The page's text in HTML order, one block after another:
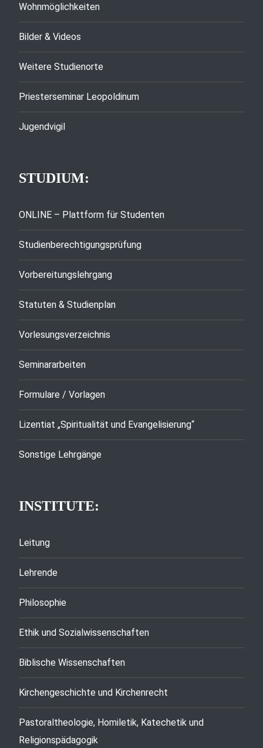
Wohnmöglichkeiten
Bilder & Videos
Weitere Studienorte
Priesterseminar Leopoldinum
Jugendvigil
STUDIUM:
ONLINE – Plattform für Studenten
Studienberechtigungsprüfung
Vorbereitungslehrgang
Statuten & Studienplan
Vorlesungsverzeichnis
Seminararbeiten
Formulare / Vorlagen
Lizentiat „Spiritualität und Evangelisierung“
Sonstige Lehrgänge
INSTITUTE:
Leitung
Lehrende
Philosophie
Ethik und Sozialwissenschaften
Biblische Wissenschaften
Kirchengeschichte und Kirchenrecht
Pastoraltheologie, Homiletik, Katechetik und
Religionspädagogik